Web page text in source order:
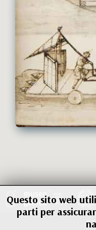
©
Questo sito web
parti per